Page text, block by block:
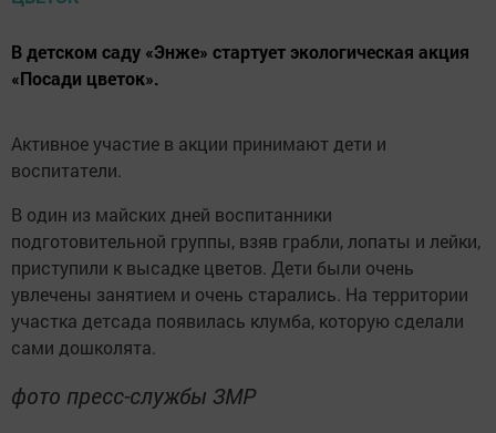
В детском саду «Энже» стартует экологическая акция
«Посади цветок».
Активное участие в акции принимают дети и
воспитатели.
В один из майских дней воспитанники
подготовительной группы, взяв грабли, лопаты и лейки,
приступили к высадке цветов. Дети были очень
увлечены занятием и очень старались. На территории
участка детсада появилась клумба, которую сделали
сами дошколята.
фото пресс-службы ЗМР